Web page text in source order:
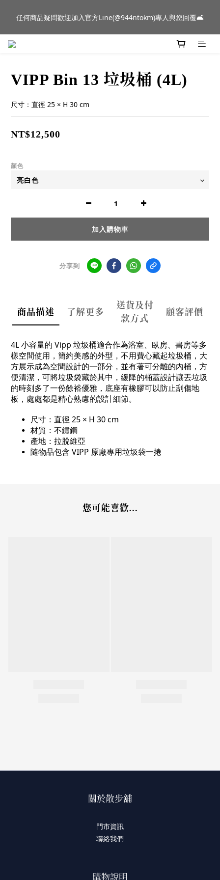
群門市展示中✨
任何商品疑問歡迎加入官方Line(@944ntokm)專人與您回覆🛋️
新品到貨｜日本燈具品牌 Ambientec 年度新品 Barcarolle 臺中樂
VIPP Bin 13 垃圾桶 (4L)
尺寸：直徑 25 × H 30 cm
NT$12,500
顏色
加入購物車
分享到
商品描述 了解更多
送貨及付
款方式
顧客評價
4L 小容量的 Vipp 垃圾桶適合作為浴室、臥房、書房等多
樣空間使用，簡約美感的外型，不用費心藏起垃圾桶，大
方展示成為空間設計的一部分，並有著可分離的內桶，方
便清潔，可將垃圾袋藏於其中，緩降的桶蓋設計讓丟垃圾
的時刻多了一份餘裕優雅，底座有橡膠可以防止刮傷地
板，處處都是精心熟慮的設計細節。
尺寸：直徑 25 × H 30 cm
材質：不鏽鋼
產地：拉脫維亞
隨物品包含 VIPP 原廠專用垃圾袋一捲
您可能喜歡...
關於散步舖
門市資訊
聯絡我們
購物說明